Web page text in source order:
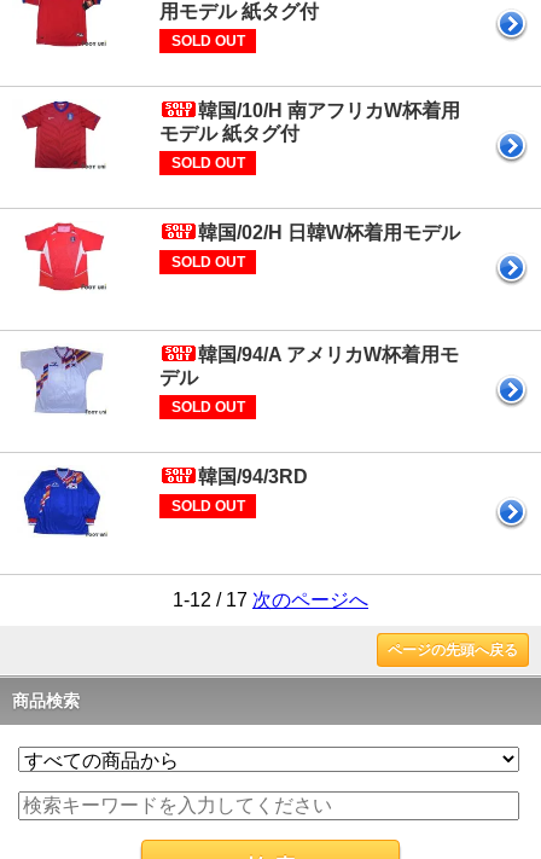
用モデル 紙タグ付
SOLD OUT
韓国/10/H 南アフリカW杯着用
モデル 紙タグ付
SOLD OUT
韓国/02/H 日韓W杯着用モデル
SOLD OUT
韓国/94/A アメリカW杯着用モ
デル
SOLD OUT
韓国/94/3RD
SOLD OUT
1-12 / 17 次のページへ
ページの先頭へ戻る
商品検索